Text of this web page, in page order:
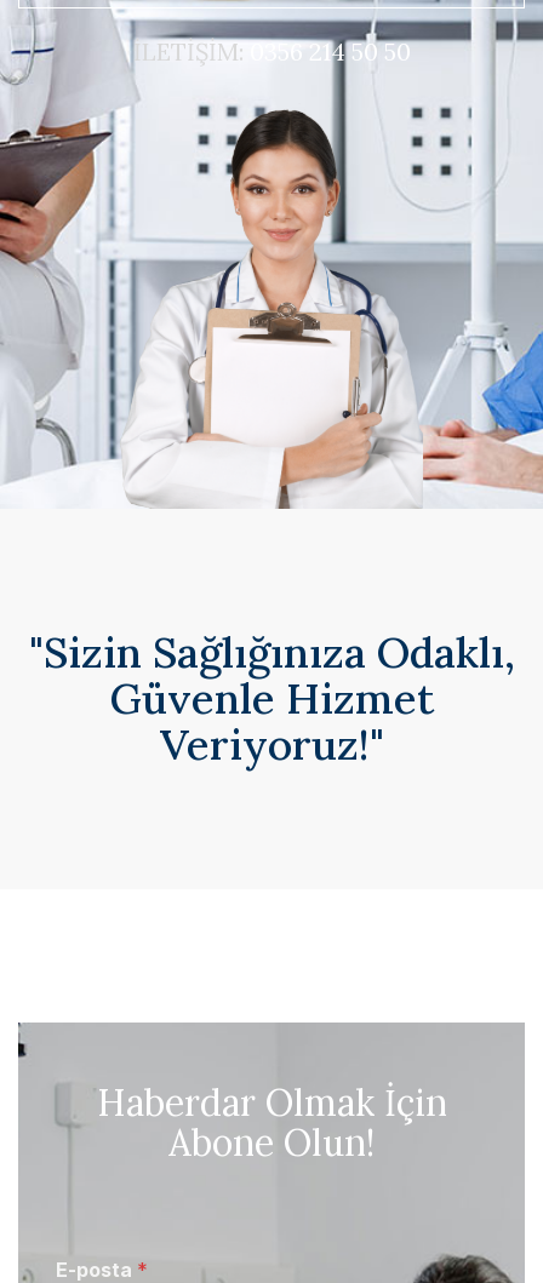
İLETİŞİM: 0356 214 50 50
"Sizin Sağlığınıza Odaklı,
Güvenle Hizmet
Veriyoruz!"
Haberdar Olmak İçin
Abone Olun!
E-posta *